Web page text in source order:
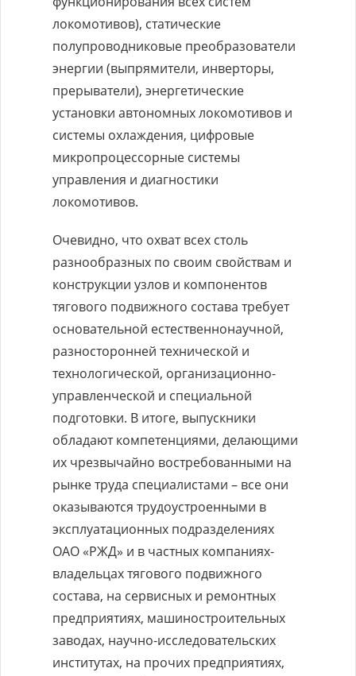
локомотивов), статические
полупроводниковые преобразователи
энергии (выпрямители, инверторы,
прерыватели), энергетические
установки автономных локомотивов и
системы охлаждения, цифровые
микропроцессорные системы
управления и диагностики
локомотивов.
Очевидно, что охват всех столь
разнообразных по своим свойствам и
конструкции узлов и компонентов
тягового подвижного состава требует
основательной естественнонаучной,
разносторонней технической и
технологической, организационно-
управленческой и специальной
подготовки. В итоге, выпускники
обладают компетенциями, делающими
их чрезвычайно востребованными на
рынке труда специалистами – все они
оказываются трудоустроенными в
эксплуатационных подразделениях
ОАО «РЖД» и в частных компаниях-
владельцах тягового подвижного
состава, на сервисных и ремонтных
предприятиях, машиностроительных
заводах, научно-исследовательских
институтах, на прочих предприятиях,